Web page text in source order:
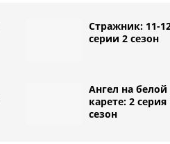
Стражник: 11-
серии 2 сезон
Ангел на белой
карете: 2 серия
сезон